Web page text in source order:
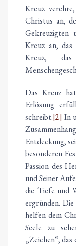
Kreuz
Christus an,
Gekreuzigten
Kreuz an,
Kreuz,
Das Kreuz
Erlösung
schreibt.[2] In
Entdeckung,
besonderen
Passion des
und Seiner
die Tiefe und
ergründen.
helfen dem
Seele zu
„Zeichen“,